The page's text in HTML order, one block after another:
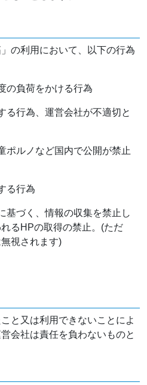
の利用において、以下の行為
の負荷をかける行為
る行為、運営会社が不適切と
ポルノなど国内で公開が禁止
る行為
基づく、情報の収集を禁止し
るHPの取得の禁止。(ただ
視されます)
と又は利用できないことによ
会社は責任を負わないものと